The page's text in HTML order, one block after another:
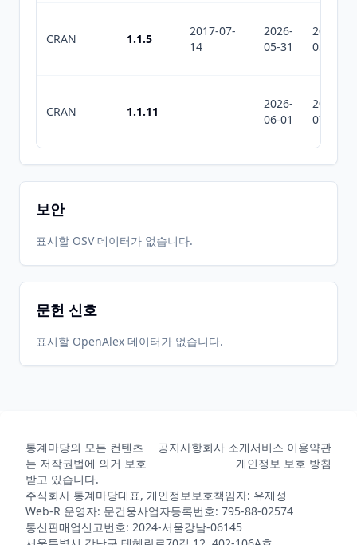
CRAN 1.1.5
2017-07-
14
2026-
05-31
2026-
05-31
CRAN 1.1.11
2026-
06-01
2026-
07-10
보안
표시할 OSV 데이터가 없습니다.
문헌 신호
표시할 OpenAlex 데이터가 없습니다.
통계마당의 모든 컨텐츠
는 저작권법에 의거 보호
받고 있습니다.
공지사항회사 소개서비스 이용약관
개인정보 보호 방침
주식회사 통계마당대표, 개인정보보호책임자: 유재성
Web-R 운영자: 문건웅사업자등록번호: 795-88-02574
통신판매업신고번호: 2024-서울강남-06145